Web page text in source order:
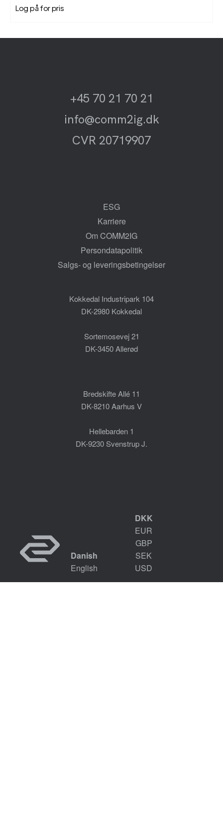
Log på for pris
+45 70 21 70 21
info@comm2ig.dk
CVR 20719907
ESG
Karriere
Om COMM2IG
Persondatapolitik
Salgs- og leveringsbetingelser
Kokkedal Industripark 104
DK-2980 Kokkedal
Sortemosevej 21
DK-3450 Allerød
Bredskifte Allé 11
DK-8210 Aarhus V
Hellebarden 1
DK-9230 Svenstrup J.
Danish
English
DKK
EUR
GBP
SEK
USD